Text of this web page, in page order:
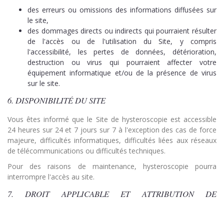
des erreurs ou omissions des informations diffusées sur
le site,
des dommages directs ou indirects qui pourraient résulter
de l'accès ou de l'utilisation du Site, y compris
l'accessibilité, les pertes de données, détérioration,
destruction ou virus qui pourraient affecter votre
équipement informatique et/ou de la présence de virus
sur le site.
6. DISPONIBILITÉ DU SITE
Vous êtes informé que le Site de hysteroscopie est accessible
24 heures sur 24 et 7 jours sur 7 à l'exception des cas de force
majeure, difficultés informatiques, difficultés liées aux réseaux
de télécommunications ou difficultés techniques.
Pour des raisons de maintenance, hysteroscopie pourra
interrompre l'accès au site.
7. DROIT APPLICABLE ET ATTRIBUTION DE